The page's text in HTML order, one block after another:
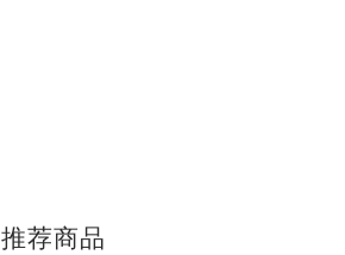
推荐商品